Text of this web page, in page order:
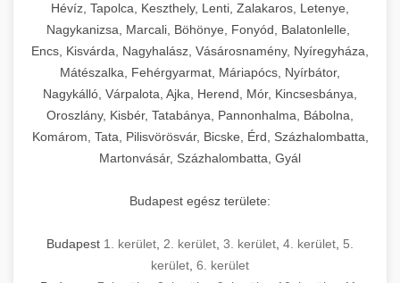
Hévíz, Tapolca, Keszthely, Lenti, Zalakaros, Letenye,
Nagykanizsa, Marcali, Böhönye, Fonyód, Balatonlelle,
Encs, Kisvárda, Nagyhalász, Vásárosnamény, Nyíregyháza,
Mátészalka, Fehérgyarmat, Máriapócs, Nyírbátor,
Nagykálló, Várpalota, Ajka, Herend, Mór, Kincsesbánya,
Oroszlány, Kisbér, Tatabánya, Pannonhalma, Bábolna,
Komárom, Tata, Pilisvörösvár, Bicske, Érd, Százhalombatta,
Martonvásár, Százhalombatta, Gyál
Budapest egész területe:
Budapest 1. kerület 2. kerület 3. kerület 4. kerület 5.
kerület 6. kerület